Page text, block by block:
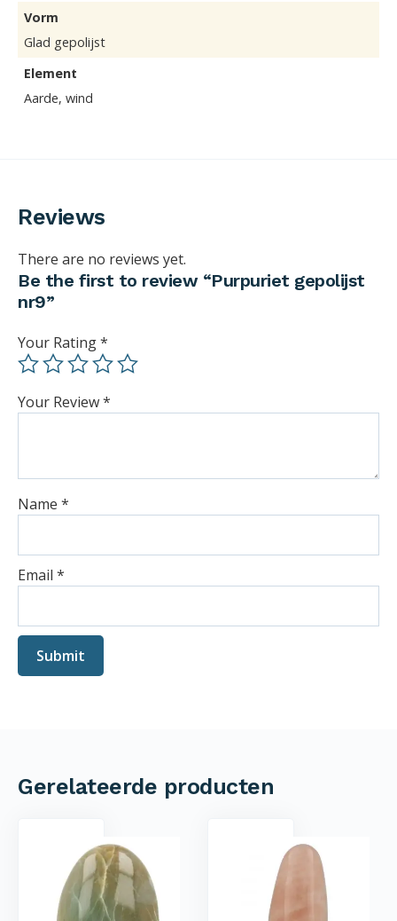
Vorm
Glad gepolijst
Element
Aarde, wind
Reviews
There are no reviews yet.
Be the first to review “Purpuriet gepolijst
nr9”
Your Rating*
Your Review*
Name *
Email *
Gerelateerde producten